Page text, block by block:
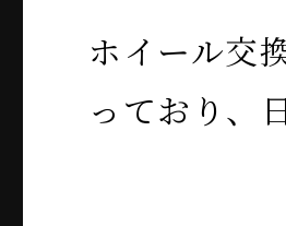
ホイール交
っており、